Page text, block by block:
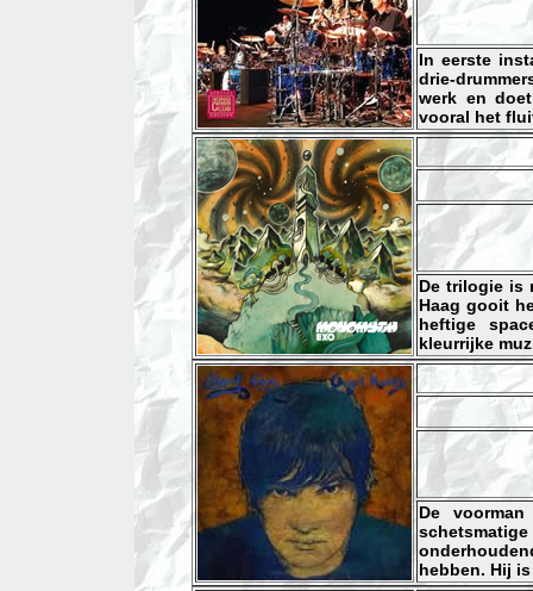
In eerste
drie-
werk en
vooral het
De trilogie is
Haag gooit
heftige
kleurrijke
De
hebben. Hij